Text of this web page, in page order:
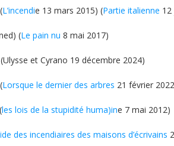
L’incendie 13 mars 2015) (Partie italienne
(Le pain nu 8 mai 2017)
et Cyrano 19 décembre 2024)
Lorsque le dernier des arbres 21 février
les lois de la stupidité huma)ine 7 mai 2012)
des incendiaires des maisons d’écrivains